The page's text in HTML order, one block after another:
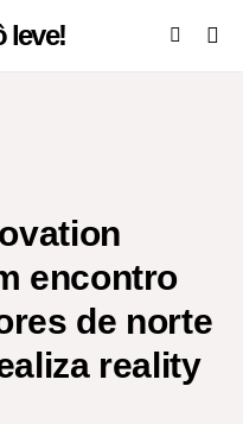
encontro
de norte
reality